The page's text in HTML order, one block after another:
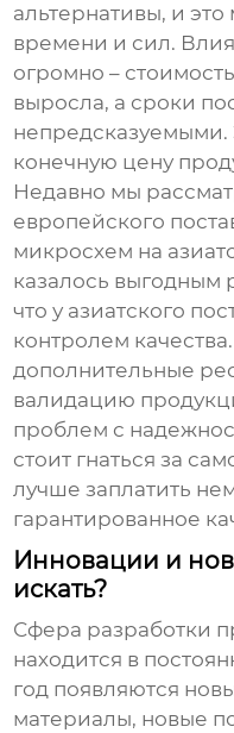
альтернативы, и
времени и сил.
огромно –
выросла, а сроки
непредсказуемыми.
конечную цену
Недавно мы
европейского
микросхем на
казалось выгодным
что у азиатского
контролем
дополнительные
валидацию
проблем с
стоит гнаться за
лучше заплатить
гарантированное
Инновации и
искать?
Сфера разработки
находится в
год появляются
материалы, новые